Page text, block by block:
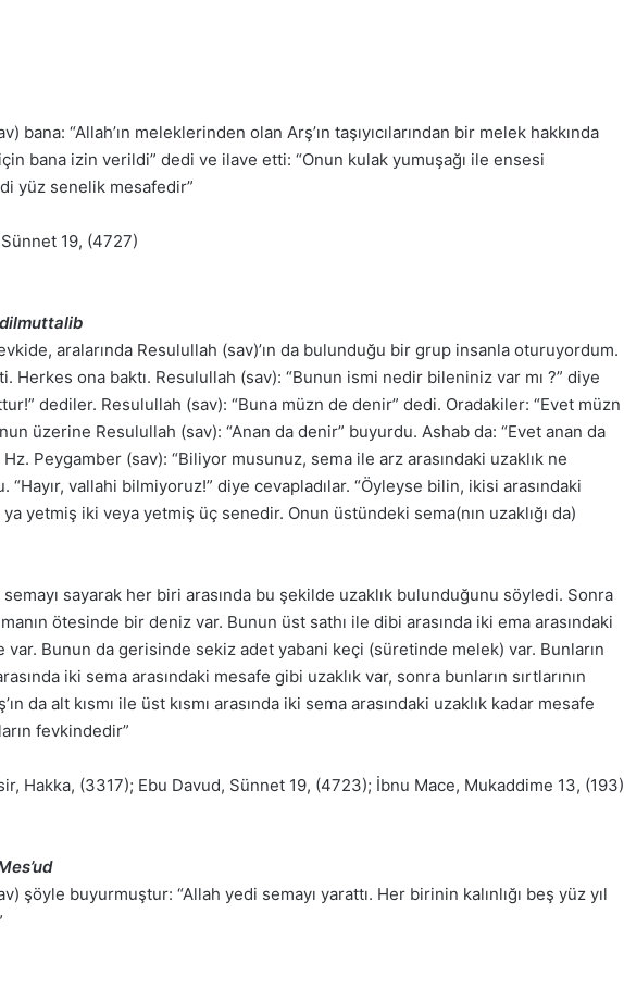
bana: “Allah’ın meleklerinden olan Arş’ın taşıyıcılarından bir melek hakkında
bana izin verildi” dedi ve ilave etti: “Onun kulak yumuşağı ile ensesi
yüz senelik mesafedir”
19, (4727)
aralarında Resulullah (sav)’ın da bulunduğu bir grup insanla oturuyordum.
Herkes ona baktı. Resulullah (sav): “Bunun ismi nedir bileniniz var mı ?” diye
dediler. Resulullah (sav): “Buna müzn de denir” dedi. Oradakiler: “Evet müzn
üzerine Resulullah (sav): “Anan da denir” buyurdu. Ashab da: “Evet anan da
Peygamber (sav): “Biliyor musunuz, sema ile arz arasındaki uzaklık ne
“Hayır, vallahi bilmiyoruz!” diye cevapladılar. “Öyleyse bilin, ikisi arasındaki
yetmiş iki veya yetmiş üç senedir. Onun üstündeki sema(nın uzaklığı da)
sayarak her biri arasında bu şekilde uzaklık bulunduğunu söyledi. Sonra
ötesinde bir deniz var. Bunun üst sathı ile dibi arasında iki ema arasındaki
var. Bunun da gerisinde sekiz adet yabani keçi (süretinde melek) var. Bunların
iki sema arasındaki mesafe gibi uzaklık var, sonra bunların sırtlarının
da alt kısmı ile üst kısmı arasında iki sema arasındaki uzaklık kadar mesafe
fevkindedir”
Hakka, (3317); Ebu Davud, Sünnet 19, (4723); İbnu Mace, Mukaddime 13, (193)
şöyle buyurmuştur: “Allah yedi semayı yarattı. Her birinin kalınlığı beş yüz yıl